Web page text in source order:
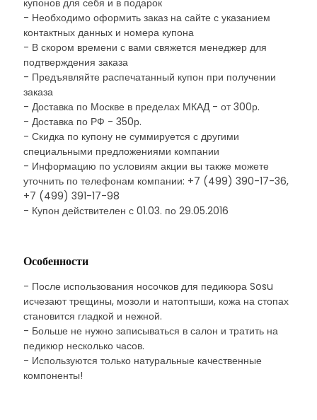
купонов для себя и в подарок
- Необходимо оформить заказ на сайте с указанием
контактных данных и номера купона
- В скором времени с вами свяжется менеджер для
подтверждения заказа
- Предъявляйте распечатанный купон при получении
заказа
- Доставка по Москве в пределах МКАД - от 300р.
- Доставка по РФ - 350р.
- Скидка по купону не суммируется с другими
специальными предложениями компании
- Информацию по условиям акции вы также можете
уточнить по телефонам компании: +7 (499) 390-17-36,
+7 (499) 391-17-98
- Купон действителен с 01.03. по 29.05.2016
Особенности
- После использования носочков для педикюра Sosu
исчезают трещины, мозоли и натоптыши, кожа на стопах
становится гладкой и нежной.
- Больше не нужно записываться в салон и тратить на
педикюр несколько часов.
- Используются только натуральные качественные
компоненты!